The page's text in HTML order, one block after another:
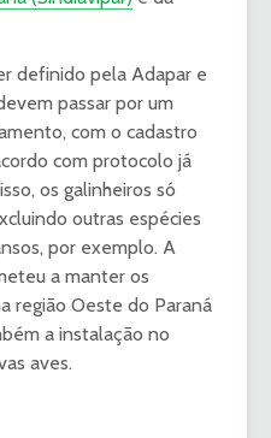
definido pela Adapar e
passar por um
com o cadastro
com protocolo já
os galinheiros só
outras espécies
por exemplo. A
a manter os
região Oeste do Paraná
a instalação no
aves.